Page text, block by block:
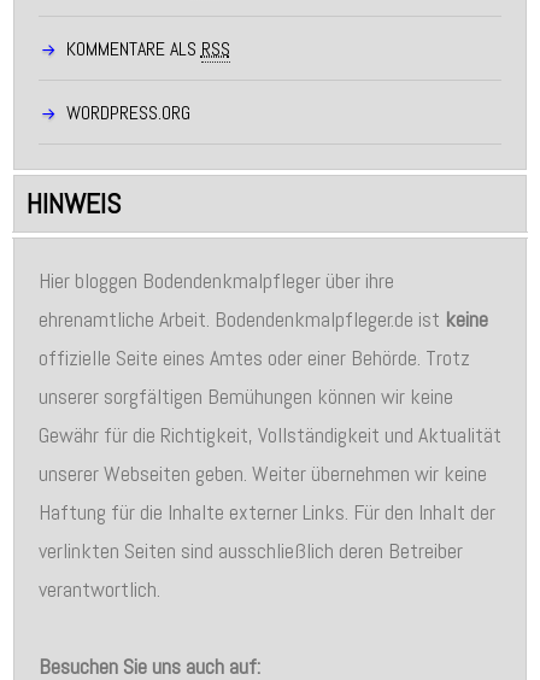
KOMMENTARE ALS RSS
WORDPRESS.ORG
HINWEIS
Hier bloggen Bodendenkmalpfleger über ihre
ehrenamtliche Arbeit. Bodendenkmalpfleger.de ist keine
offizielle Seite eines Amtes oder einer Behörde. Trotz
unserer sorgfältigen Bemühungen können wir keine
Gewähr für die Richtigkeit, Vollständigkeit und Aktualität
unserer Webseiten geben. Weiter übernehmen wir keine
Haftung für die Inhalte externer Links. Für den Inhalt der
verlinkten Seiten sind ausschließlich deren Betreiber
verantwortlich.
Besuchen Sie uns auch auf: